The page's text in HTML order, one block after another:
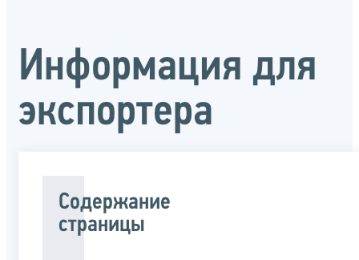
Информация для
экспортера
Содержание
страницы